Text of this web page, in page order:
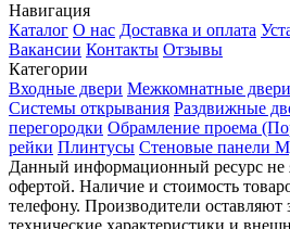
Навигация
Каталог О нас Доставка и оплата
Вакансии Контакты Отзывы
Категории
Входные двери Межкомнатные
Системы открывания Раздвижные
перегородки Обрамление проема
рейки Плинтусы Стеновые панели
Данный информационный ресурс не
офертой. Наличие и стоимость
телефону. Производители оставляют
технические характеристики и